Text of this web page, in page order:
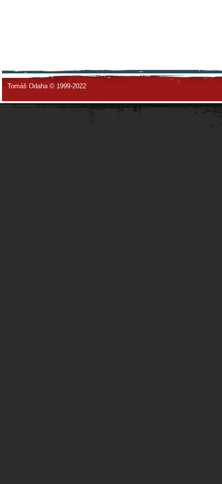
Tomáš Odaha © 1999-2022